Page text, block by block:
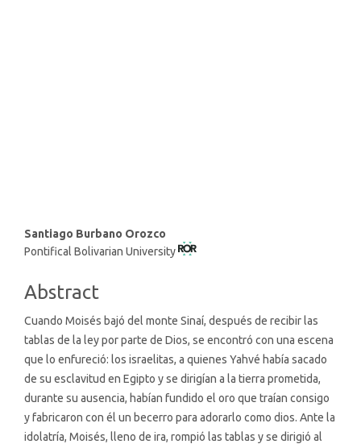
Main
Article
Santiago Burbano Orozco
Pontifical Bolivarian University
Abstract
Cuando Moisés bajó del monte Sinaí, después de recibir las
tablas de la ley por parte de Dios, se encontró con una escena
que lo enfureció: los israelitas, a quienes Yahvé había sacado
de su esclavitud en Egipto y se dirigían a la tierra prometida,
durante su ausencia, habían fundido el oro que traían consigo
y fabricaron con él un becerro para adorarlo como dios. Ante la
idolatría, Moisés, lleno de ira, rompió las tablas y se dirigió al